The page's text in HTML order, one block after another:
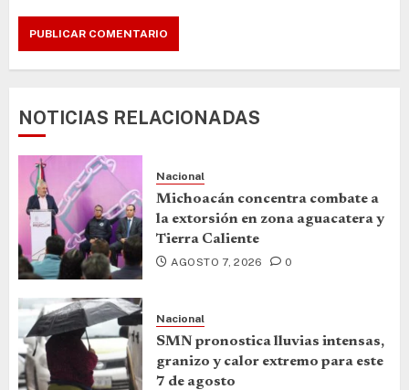
NOTICIAS RELACIONADAS
Nacional
Michoacán concentra combate a
la extorsión en zona aguacatera y
Tierra Caliente
AGOSTO 7, 2026 0
Nacional
SMN pronostica lluvias intensas,
granizo y calor extremo para este
7 de agosto